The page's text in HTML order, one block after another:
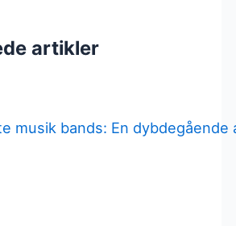
artikler